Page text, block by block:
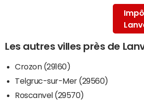
Les autres villes près de
Crozon (29160)
Telgruc-sur-Mer (29560)
Roscanvel (29570)